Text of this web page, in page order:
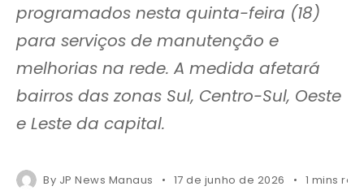
programados nesta quinta-feira (18)
para serviços de manutenção e
melhorias na rede. A medida afetará
bairros das zonas Sul, Centro-Sul, Oeste
e Leste da capital.
By JP News Manaus 17 de junho de 2026 1 mins